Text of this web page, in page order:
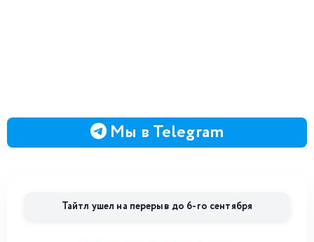
Мы в Telegram
Тайтл ушел на перерыв до 6-го сентября